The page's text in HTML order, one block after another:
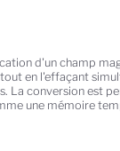
d'un champ
en l'effaçant
La conversion est
une mémoire